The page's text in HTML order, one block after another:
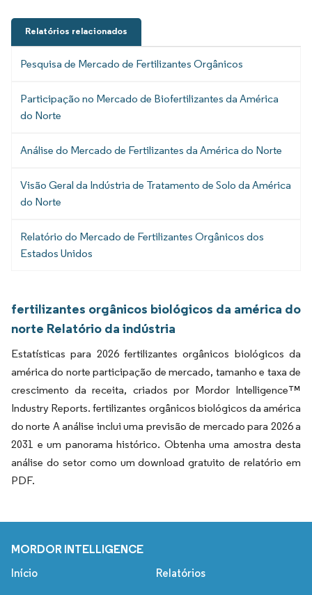
Relatórios relacionados
Pesquisa de Mercado de Fertilizantes Orgânicos
Participação no Mercado de Biofertilizantes da América
do Norte
Análise do Mercado de Fertilizantes da América do Norte
Visão Geral da Indústria de Tratamento de Solo da América
do Norte
Relatório do Mercado de Fertilizantes Orgânicos dos
Estados Unidos
fertilizantes orgânicos biológicos da américa do
norte Relatório da indústria
Estatísticas para 2026 fertilizantes orgânicos biológicos da
américa do norte participação de mercado, tamanho e taxa de
crescimento da receita, criados por Mordor Intelligence™
Industry Reports. fertilizantes orgânicos biológicos da américa
do norte A análise inclui uma previsão de mercado para 2026 a
2031 e um panorama histórico. Obtenha uma amostra desta
análise do setor como um download gratuito de relatório em
PDF.
MORDOR INTELLIGENCE
Início Relatórios